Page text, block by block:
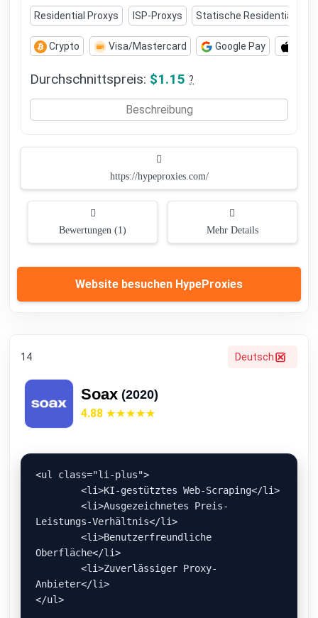
Residential Proxys ISP-Proxys Statische Residential
Crypto Visa/Mastercard Google Pay
Durchschnittspreis: $1.15 ?
Beschreibung
https://hypeproxies.com/
Bewertungen (1) Mehr Details
Website besuchen HypeProxies
14 Deutsch
Soax (2020)
4.88
<ul class="li-plus">
	<li>KI-gestütztes Web-Scraping</li>
	<li>Ausgezeichnetes Preis-
Leistungs-Verhältnis</li>
	<li>Benutzerfreundliche
Oberfläche</li>
	<li>Zuverlässiger Proxy-
Anbieter</li>
</ul>